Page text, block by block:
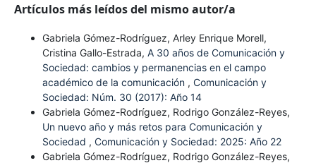
Artículos más leídos del mismo autor/a
Gabriela Gómez-Rodríguez, Arley Enrique Morell,
Cristina Gallo-Estrada, A 30 años de Comunicación y
Sociedad: cambios y permanencias en el campo
académico de la comunicación , Comunicación y
Sociedad: Núm. 30 (2017): Año 14
Gabriela Gómez-Rodríguez, Rodrigo González-Reyes,
Un nuevo año y más retos para Comunicación y
Sociedad , Comunicación y Sociedad: 2025: Año 22
Gabriela Gómez-Rodríguez, Rodrigo González-Reyes,